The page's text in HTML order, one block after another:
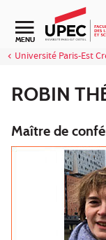
Aller au contenu
Navigation
MENU
Université Paris-Est
ROBIN
Maître de